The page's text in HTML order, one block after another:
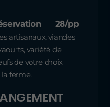
28/pp
artisanaux, viandes
variété de
de votre choix
ferme.